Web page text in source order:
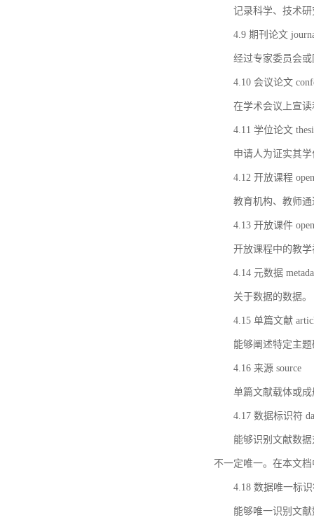
记录科学、技术
4.9 期刊论文
经过专家委员会
4.10 会议论文
在学术会议上宣
4.11 学位论文
申请人为证实其
4.12 开放课程
教育机构、教师
4.13 开放课件
开放课程中的教
4.14 元数据
关于数据的数据。
4.15 单篇文献
能够阐述特定主
4.16 来源 source
单篇文献载体或
4.17 数据标识符
能够识别文献数
不一定唯一。在本文
4.18 数据唯一标
能够唯一识别文